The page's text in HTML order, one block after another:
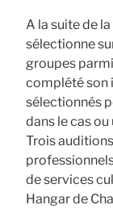
A la suite de
sélectionne
groupes
complété son
sélectionnés
dans le cas
Trois
de services
Hangar de